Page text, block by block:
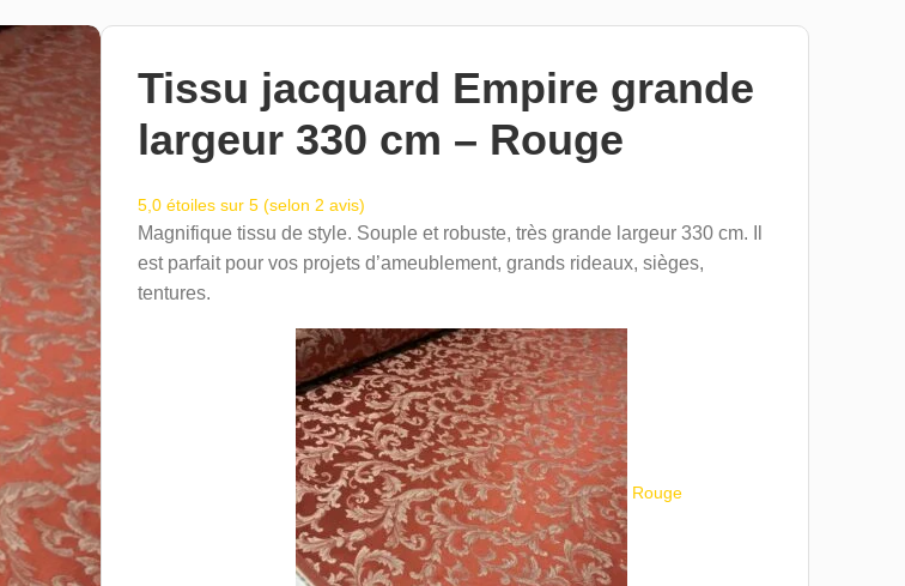
Tissu jacquard Empire grande
largeur 330 cm – Rouge
5,0 étoiles sur 5 (selon 2 avis)
Magnifique tissu de style. Souple et robuste, très grande largeur 330 cm. Il
est parfait pour vos projets d’ameublement, grands rideaux, sièges,
tentures.
Rouge